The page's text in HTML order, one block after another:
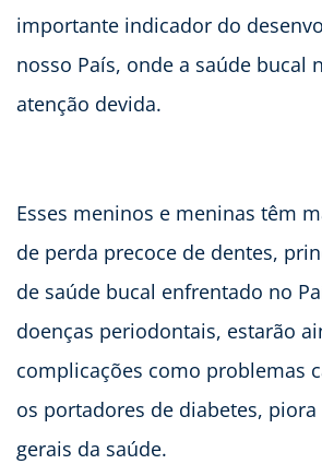
importante indicador do
nosso País, onde a saúde bucal
atenção devida.
Esses meninos e meninas têm
de perda precoce de dentes,
de saúde bucal enfrentado no
doenças periodontais, estarão
complicações como problemas
os portadores de diabetes,
gerais da saúde.